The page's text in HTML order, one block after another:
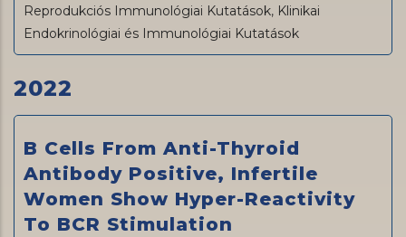
Reprodukciós Immunológiai Kutatások, Klinikai
Endokrinológiai és Immunológiai Kutatások
2022
B Cells From Anti-Thyroid
Antibody Positive, Infertile
Women Show Hyper-Reactivity
To BCR Stimulation